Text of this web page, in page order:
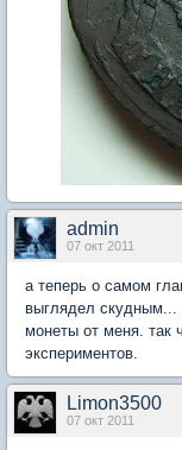
admin
07 окт 2011
а теперь о самом
выглядел скудным...
монеты от меня. так
экспериментов.
Limon3500
07 окт 2011